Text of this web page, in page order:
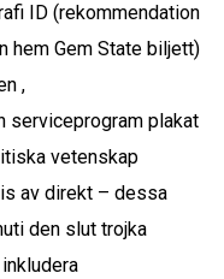
ID (rekommendation
hem Gem State biljett)
,
serviceprogram plakat
vetenskap
av direkt – dessa
den slut trojka